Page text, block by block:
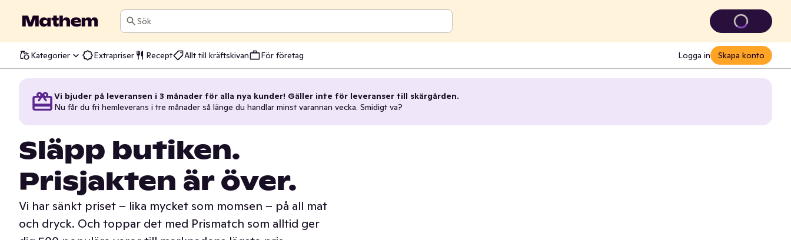
Sök
Kategorier Extrapriser Recept Allt till kräftskivan För företag Logga in Skapa konto
Vi bjuder på leveransen i 3 månader för alla nya kunder! Gäller inte för leveranser till skärgården.
Nu får du fri hemleverans i tre månader så länge du handlar minst varannan vecka. Smidigt va?
Släpp butiken.
Prisjakten är över.
Vi har sänkt priset – lika mycket som momsen – på all mat
och dryck. Och toppar det med Prismatch som alltid ger